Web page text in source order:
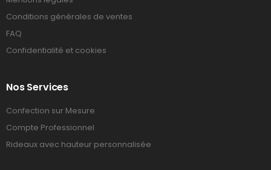
Conditions générales de ventes
FAQ
Confidentialité et cookies
Nos Services
Confection sur Mesure
Compte Professionnel
Rideaux avec hauteur personnalisée